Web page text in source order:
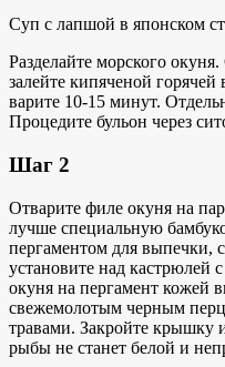
Суп с лапшой в японском
Разделайте морского
залейте кипяченой
варите 10-15 минут.
Процедите бульон через
Шаг 2
Отварите филе окуня на
лучше специальную
пергаментом для
установите над
окуня на пергамент кожей
свежемолотым черным
травами. Закройте крышку
рыбы не станет белой и